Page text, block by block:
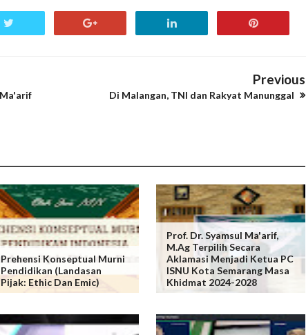
Previous
Di Malangan, TNI dan Rakyat Manunggal
Prehensi Konseptual Murni
Pendidikan (Landasan
Pijak: Ethic Dan Emic)
Prof. Dr. Syamsul Ma'arif,
M.Ag Terpilih Secara
Aklamasi Menjadi Ketua PC
ISNU Kota Semarang Masa
Khidmat 2024-2028